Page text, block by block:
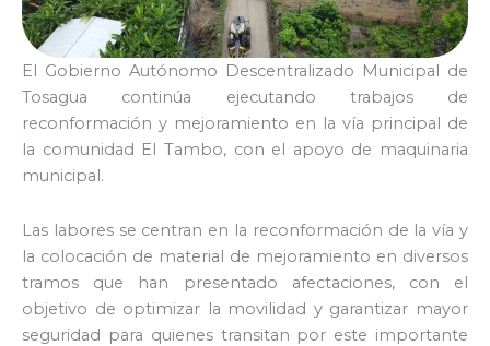
El Gobierno Autónomo Descentralizado Municipal de
Tosagua continúa ejecutando trabajos de
reconformación y mejoramiento en la vía principal de
la comunidad El Tambo, con el apoyo de maquinaria
municipal.
Las labores se centran en la reconformación de la vía y
la colocación de material de mejoramiento en diversos
tramos que han presentado afectaciones, con el
objetivo de optimizar la movilidad y garantizar mayor
seguridad para quienes transitan por este importante